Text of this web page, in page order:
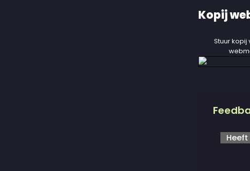
Kopij
Stuur
Heeft